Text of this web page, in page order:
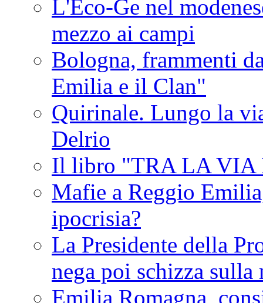
L'Eco-Ge nel
mezzo ai campi
Bologna, frammenti
Emilia e il Clan"
Quirinale. Lungo la
Delrio
Il libro "TRA LA
Mafie a Reggio
ipocrisia?
La Presidente della
nega poi schizza sulla
Emilia Romagna,